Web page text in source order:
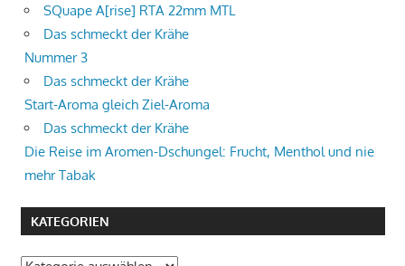
SQuape A[rise] RTA 22mm MTL
Das schmeckt der Krähe
Nummer 3
Das schmeckt der Krähe
Start-Aroma gleich Ziel-Aroma
Das schmeckt der Krähe
Die Reise im Aromen-Dschungel: Frucht, Menthol und nie
mehr Tabak
KATEGORIEN